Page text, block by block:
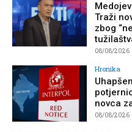
Traži
zbog
08/08/2026
Hronika
novca
08/08/2026